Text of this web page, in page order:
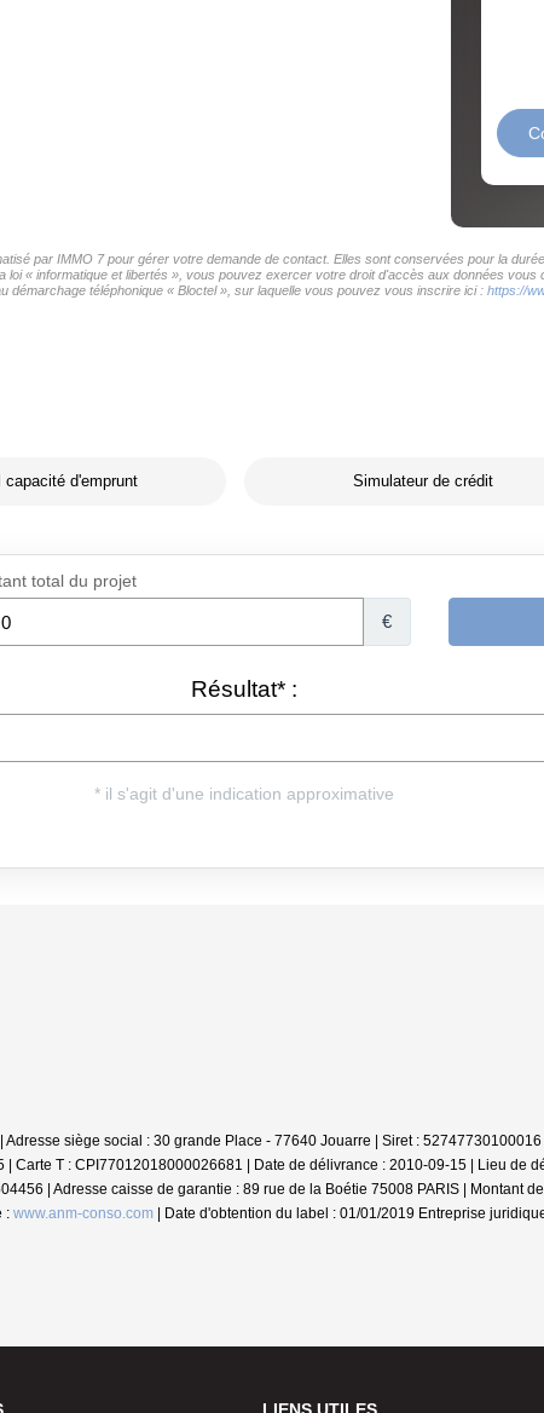
par IMMO 7 pour gérer votre demande de contact. Elles sont conservées pour la
« informatique et libertés », vous pouvez exercer votre droit d'accès aux données
téléphonique « Bloctel », sur laquelle vous pouvez vous inscrire ici : https://
capacité d'emprunt Simulateur de crédit
siège social : 30 grande Place - 77640 Jouarre | Siret :
| Carte T : CPI77012018000026681 | Date de délivrance : 2010-09-15 | Lieu de
| Adresse caisse de garantie : 89 rue de la Boétie 75008 PARIS | Montant
: www.anm-conso.com | Date d'obtention du label : 01/01/2019 Entreprise